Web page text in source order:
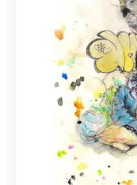
Prints
Avec cette
l'aquarelle
voulu mettre en
qui me touche et
+ Édition limitée
+ Impression jet
papier Palo Duro
+ Dimension de